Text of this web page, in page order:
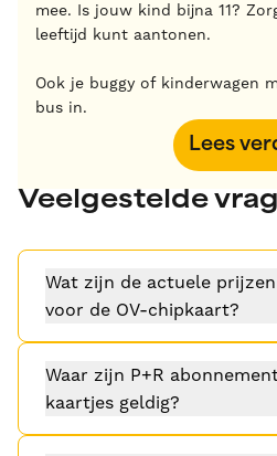
mee. Is jouw kind bijna 11?
leeftijd kunt aantonen.
Ook je buggy of kinderwagen
bus in.
Lees
Veelgestelde
Wat zijn de actuele
voor de OV-chipkaart?
Waar zijn P+R
kaartjes geldig?